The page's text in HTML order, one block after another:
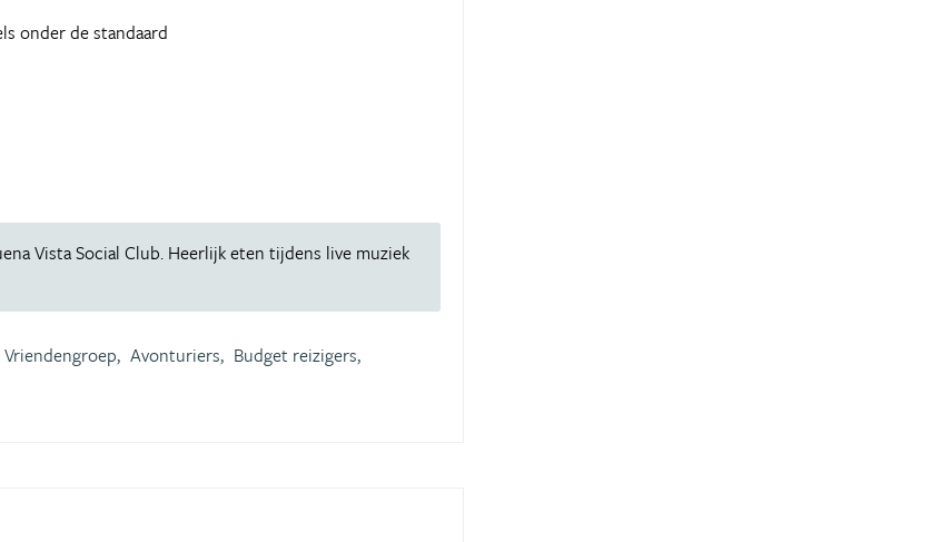
onder de standaard
Vista Social Club. Heerlijk eten tijdens live muziek
Vriendengroep, Avonturiers, Budget reizigers,